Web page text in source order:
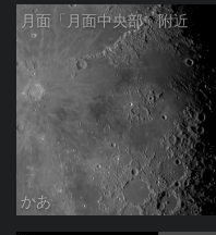
月面「月面中央部」附近
かあ